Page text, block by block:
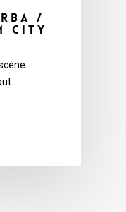
/
City